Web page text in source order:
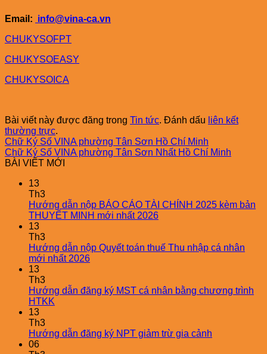
Email: info@vina-ca.vn
CHUKYSOFPT
CHUKYSOEASY
CHUKYSOICA
Bài viết này được đăng trong Tin tức. Đánh dấu liên kết
thường trực.
Chữ Ký Số VINA phường Tân Sơn Hồ Chí Minh
Chữ Ký Số VINA phường Tân Sơn Nhất Hồ Chí Minh
BÀI VIẾT MỚI
13
Th3
Hướng dẫn nộp BÁO CÁO TÀI CHÍNH 2025 kèm bản
THUYẾT MINH mới nhất 2026
13
Th3
Hướng dẫn nộp Quyết toán thuế Thu nhập cá nhân
mới nhất 2026
13
Th3
Hướng dẫn đăng ký MST cá nhân bằng chương trình
HTKK
13
Th3
Hướng dẫn đăng ký NPT giảm trừ gia cảnh
06